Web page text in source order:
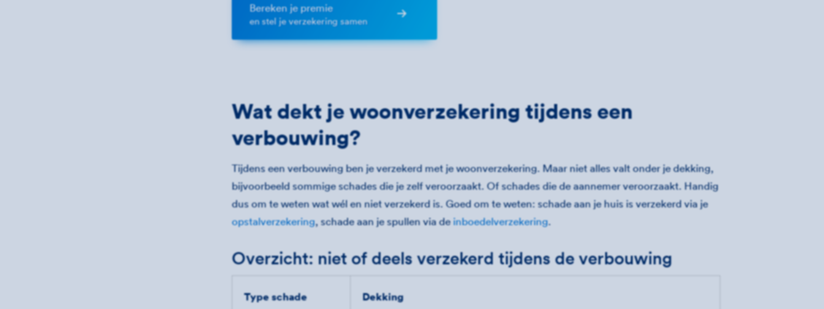
Bereken je premie
en stel je verzekering samen
Wat dekt je woonverzekering tijdens een
verbouwing?
Tijdens een verbouwing ben je verzekerd met je woonverzekering. Maar niet alles valt onder je dekking,
bijvoorbeeld sommige schades die je zelf veroorzaakt. Of schades die de aannemer veroorzaakt. Handig
dus om te weten wat wél en niet verzekerd is. Goed om te weten: schade aan je huis is verzekerd via je
opstalverzekering, schade aan je spullen via deinboedelverzekering.
Overzicht: niet of deels verzekerd tijdens de verbouwing
Type schade Dekking